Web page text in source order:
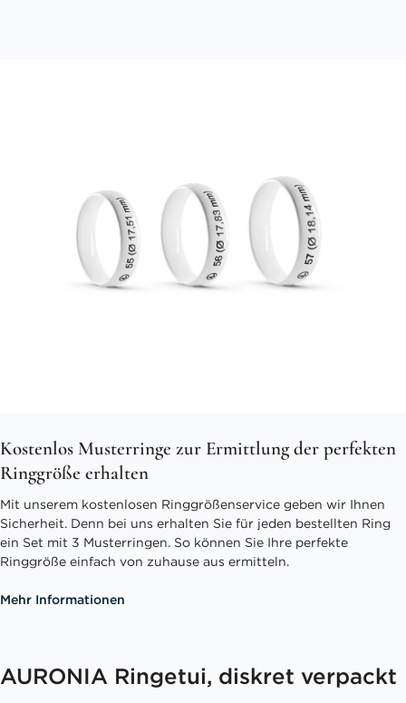
Kostenlos Musterringe zur Ermittlung der perfekten
Ringgröße erhalten
Mit unserem kostenlosen Ringgrößenservice geben wir Ihnen
Sicherheit. Denn bei uns erhalten Sie für jeden bestellten Ring
ein Set mit 3 Musterringen. So können Sie Ihre perfekte
Ringgröße einfach von zuhause aus ermitteln.
Mehr Informationen
AURONIA Ringetui, diskret verpackt